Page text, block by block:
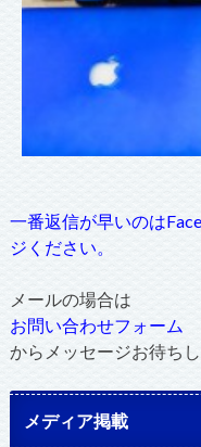
一番返信が早いのは
ジください。
メールの場合は
お問い合わせフォーム
からメッセージお待ち
メディア掲載